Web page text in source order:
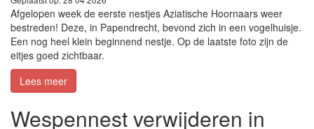
Afgelopen week de eerste nestjes Aziatische Hoornaars weer
bestreden! Deze, in Papendrecht, bevond zich in een vogelhuisje.
Een nog heel klein beginnend nestje. Op de laatste foto zijn de
eitjes goed zichtbaar.
Lees meer
Wespennest verwijderen in